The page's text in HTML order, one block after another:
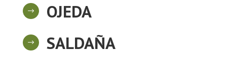
$ OJEDA
$ SALDAÑA